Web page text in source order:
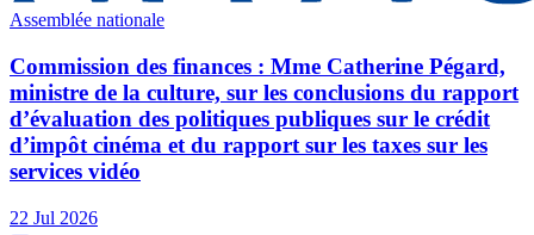
Assemblée nationale
Commission des finances : Mme Catherine Pégard,
ministre de la culture, sur les conclusions du rapport
d’évaluation des politiques publiques sur le crédit
d’impôt cinéma et du rapport sur les taxes sur les
services vidéo
22 Jul 2026